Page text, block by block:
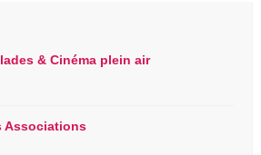
& Cinéma plein air
Associations